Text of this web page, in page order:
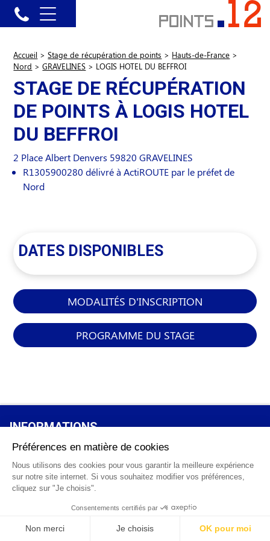
Accueil > Stage de récupération de points > Hauts-de-France >
Nord > GRAVELINES > LOGIS HOTEL DU BEFFROI
STAGE DE RÉCUPÉRATION
DE POINTS À LOGIS HOTEL
DU BEFFROI
2 Place Albert Denvers 59820 GRAVELINES
R1305900280 délivré à ActiROUTE par le préfet de
Nord
DATES DISPONIBLES
MODALITÉS D'INSCRIPTION
PROGRAMME DU STAGE
INFORMATIONS
GÉNÉRALES
Qui sommes-nous ?
FAQ
CGV
Mentions légales
0 820 25 02 38
info@points12.fr